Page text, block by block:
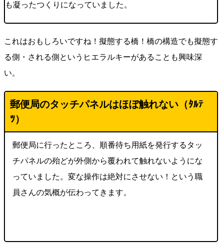
も凝ったつくりになっていました。
これはおもしろいですね！擬態する橋！橋の構造でも擬態す
る側・される側というヒエラルキーがあることも興味深
い。
郵便局のタッチパネルはほぼ触れない（ﾀﾙﾃ
ﾂ）
郵便局に行ったところ、順番待ち用紙を発行するタッ
チパネルの殆どが外側から覆われて触れないようにな
っていました。変な操作は絶対にさせない！という職
員さんの気概が伝わってきます。